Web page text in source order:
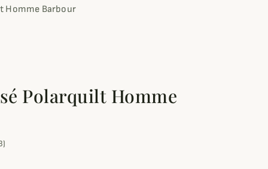
Homme Barbour
Polarquilt Homme